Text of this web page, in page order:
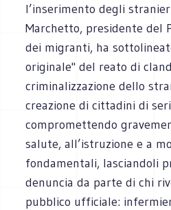
l’inserimento degli
Marchetto, presidente del
dei migranti, ha
originale" del reato di
criminalizzazione dello
creazione di cittadini di
compromettendo
salute, all’istruzione e a
fondamentali, lasciandoli
denuncia da parte di chi
pubblico ufficiale: